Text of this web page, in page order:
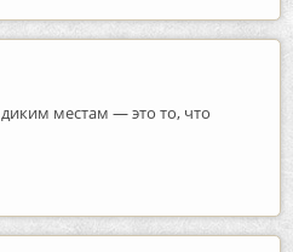
местам — это то, что